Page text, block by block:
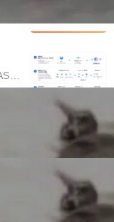
义
在
构
迁
录
无
但
面
M
显
队
发
过